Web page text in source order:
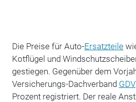
Die Preise für Auto-Ersatzteile
Kotflügel und
gestiegen. Gegenüber dem
Versicherungs-Dachverband GDV
Prozent registriert. Der reale